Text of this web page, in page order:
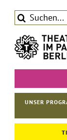
Inhalt
springen
Suche
Tickets
Theater
UNSER